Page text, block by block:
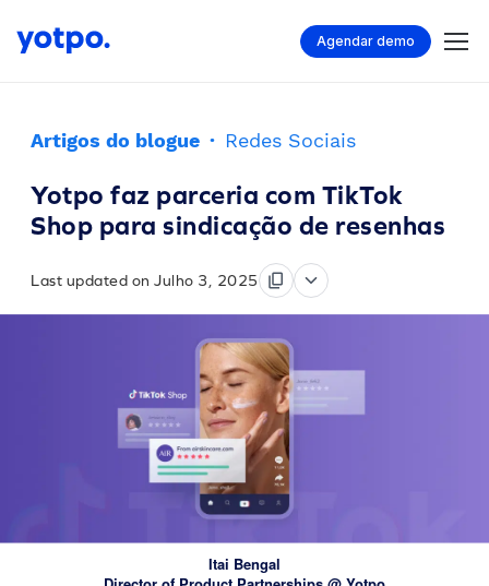
Agendar demo
Artigos do blogue · Redes Sociais
Yotpo faz parceria com TikTok
Shop para sindicação de resenhas
Last updated on Julho 3, 2025
Itai Bengal